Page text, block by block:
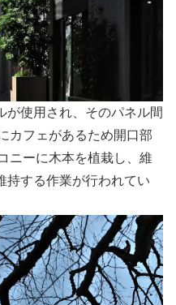
が使用され、そのパネル間
カフェがあるため開口部
ニーに木本を植栽し、維
持する作業が行われてい